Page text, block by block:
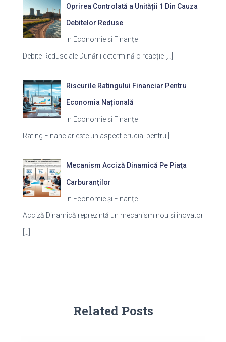
Oprirea Controlată a Unității 1 Din Cauza
Debitelor Reduse
In Economie și Finanțe
Debite Reduse ale Dunării determină o reacție
Riscurile Ratingului Financiar Pentru
Economia Națională
In Economie și Finanțe
Rating Financiar este un aspect crucial pentru
Mecanism Acciză Dinamică Pe Piaţa
Carburanţilor
In Economie și Finanțe
Acciză Dinamică reprezintă un mecanism nou și inovator
Related Posts